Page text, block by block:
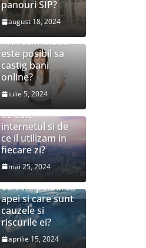
panouri SIP?
august 18, 2024
Prin ce metode
este posibil sa
castig bani
online?
iulie 5, 2024
Ce este
internetul si de
ce il utilizam in
fiecare zi?
mai 25, 2024
Ce este poluarea
apei si care sunt
cauzele si
riscurile ei?
aprilie 15, 2024